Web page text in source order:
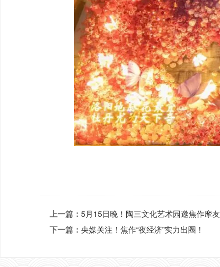
上一篇： 5月15日晚！陶三文化艺术园邀焦作摩
下一篇： 央媒关注！焦作“夜经济”实力出圈！